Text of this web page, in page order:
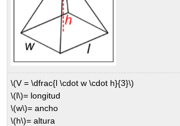
\(V = \dfrac{l \cdot w \cdot h}{3}\)
\(l\)= longitud
\(w\)= ancho
\(h\)= altura